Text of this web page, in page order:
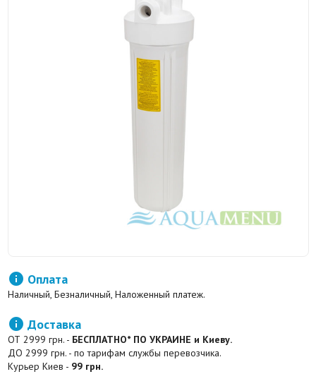
 Оплата
Наличный, Безналичный, Наложенный платеж.
 Доставка
ОТ 2999 грн. - БЕСПЛАТНО* ПО УКРАИНЕ и Киеву.
ДО 2999 грн. - по тарифам службы перевозчика.
Курьер Киев - 99 грн.